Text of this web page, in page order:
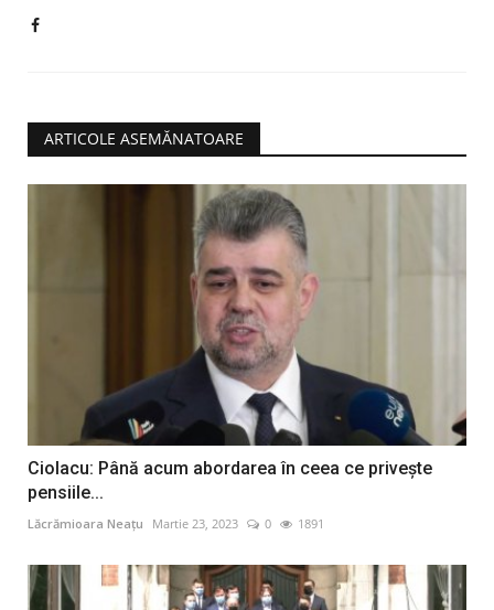
ARTICOLE ASEMĂNATOARE
Ciolacu: Până acum abordarea în ceea ce priveşte
pensiile...
Lăcrămioara Neațu Martie 23, 2023 0 1891